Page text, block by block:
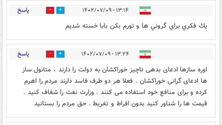
۱۳:۱۴ - ۱۴۰۲/۰۷/۰۹ 8 پاسخ
يك فكري براي گروني ها و تورم بكن بابا خسته شديم
۱۳:۲۴ - ۱۴۰۲/۰۷/۰۹ 3 پاسخ
اوره سازها ادعای بدهی ناچیز خوراکشان به دولت را دارند ، متانول ساز
ها ادعای گرانی خوراکشان . فعلا هر دو طرف فاسد دارند مردم را اهرم
کرده و برای منافع خود استفاده می کنند . وزارت نفت را شفاف کنید .
قیمت ها را شناور کنید بدون افراط و تفریط . حق مردم را بستانید